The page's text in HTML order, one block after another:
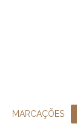
MARCAÇÕES